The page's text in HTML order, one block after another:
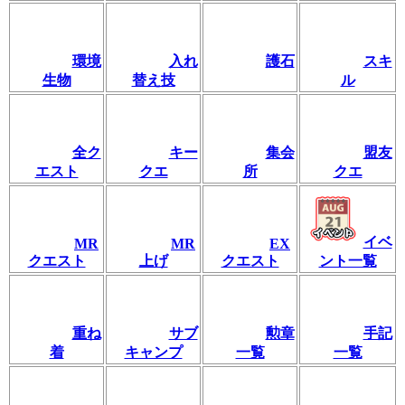
環境
生物
入れ
替え技
護石
スキ
ル
全ク
エスト
キー
クエ
集会
所
盟友
クエ
MR
クエスト
MR
上げ
EX
クエスト
イベ
ント一覧
重ね
着
サブ
キャンプ
勲章
一覧
手記
一覧